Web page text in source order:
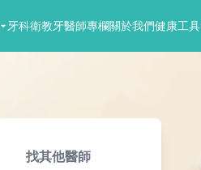
牙科衛教牙醫師專欄關於我們健康工具
找其他醫師